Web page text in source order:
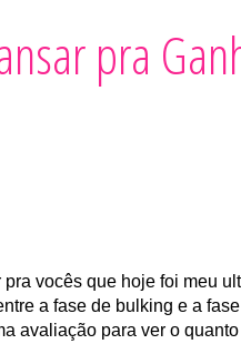
pra
vocês que hoje foi meu
a fase de bulking e a
avaliação para ver o